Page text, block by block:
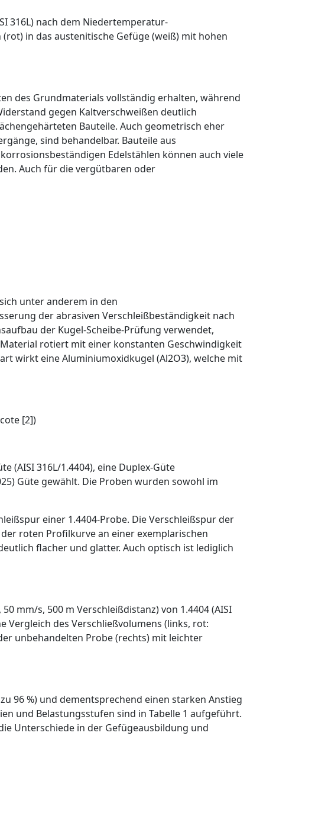
316L) nach dem Niedertemperatur-
in das austenitische Gefüge (weiß) mit hohen
des Grundmaterials vollständig ­erhalten, während
gegen Kaltverschweißen deutlich
Bauteile. Auch geometrisch eher
sind behandelbar. Bauteile aus
Edelstählen können auch viele
Auch für die vergütbaren oder
unter anderem in den
der abrasiven Verschleißbeständigkeit nach
der Kugel-Scheibe-Prüfung verwendet,
rotiert mit einer konstanten Geschwindigkeit
wirkt eine Aluminiumoxidkugel (Al2O3), welche mit
[2])
(AISI 316L/1.4404), eine Duplex-Güte
Güte gewählt. Die Proben wurden sowohl im
einer 1.4404-Probe. Die Verschleißspur der
roten Profilkurve an einer exemplarischen
flacher und glatter. Auch optisch ist lediglich
mm/s, 500 m Verschleißdistanz) von 1.4404 (AISI
des Verschließvolumens (links, rot:
unbehandelten Probe (rechts) mit leichter
96 %) und dementsprechend einen starken Anstieg
und Belastungsstufen sind in Tabelle 1 aufgeführt.
Unterschiede in der Gefügeausbildung und